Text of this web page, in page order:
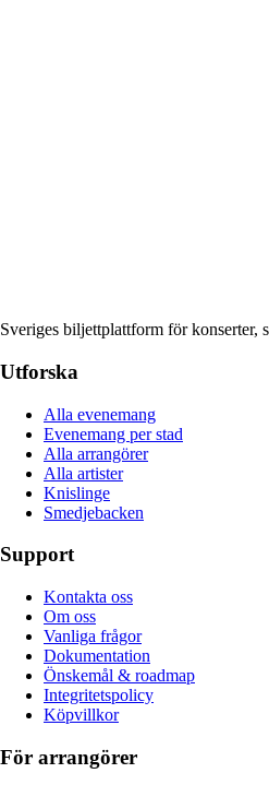
Sveriges biljettplattform för konserter,
Utforska
Alla evenemang
Evenemang per stad
Alla arrangörer
Alla artister
Knislinge
Smedjebacken
Support
Kontakta oss
Om oss
Vanliga frågor
Dokumentation
Önskemål & roadmap
Integritetspolicy
Köpvillkor
För arrangörer